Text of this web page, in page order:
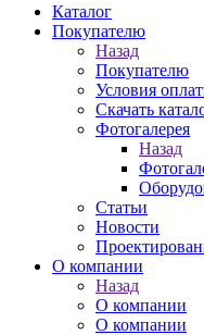
Каталог
Покупателю
Назад
Покупателю
Условия
Скачать
Фотогалерея
Назад
Статьи
Новости
О компании
Назад
О компании
О компании